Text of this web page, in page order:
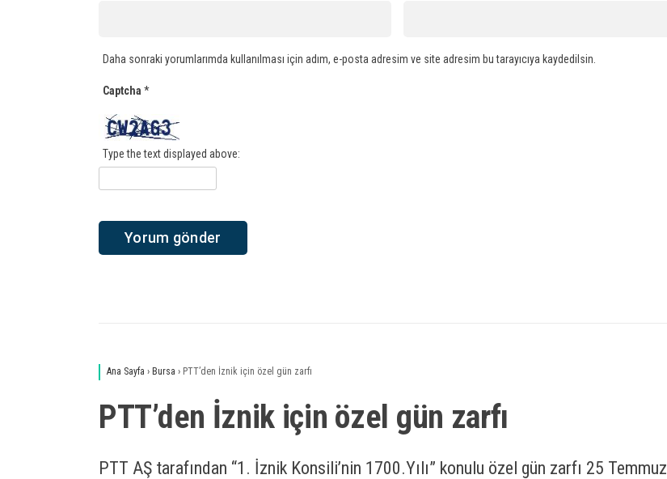
Daha sonraki yorumlarımda kullanılması için adım, e-posta adresim ve site adresim bu tarayıcıya kaydedilsin.
Captcha *
Type the text displayed above:
Ana Sayfa › Bursa › PTT’den İznik için özel gün zarfı
PTT’den İznik için özel gün zarfı
PTT AŞ tarafından “1. İznik Konsili’nin 1700.Yılı” konulu özel gün zarfı 25 Temmuz